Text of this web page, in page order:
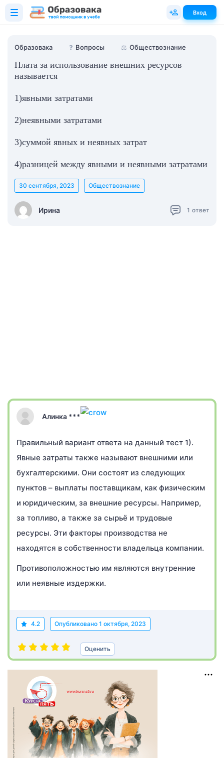
Образовака ❓ Вопросы ⚖️ Обществознание
Плата за использование внешних ресурсов
называется
1)явными затратами
2)неявными затратами
3)суммой явных и неявных затрат
4)разницей между явными и неявными затратами
Ирина
30 сентября, 2023 Обществознание
1 ответ
Алинка ***
Правильный вариант ответа на данный тест 1).
Явные затраты также называют внешними или
бухгалтерскими. Они состоят из следующих
пунктов – выплаты поставщикам, как физическим
и юридическим, за внешние ресурсы. Например,
за топливо, а также за сырьё и трудовые
ресурсы. Эти факторы производства не
находятся в собственности владельца компании.
Противоположностью им являются внутренние
или неявные издержки.
4.2 Опубликовано 1 октября, 2023
Оценить
Вход